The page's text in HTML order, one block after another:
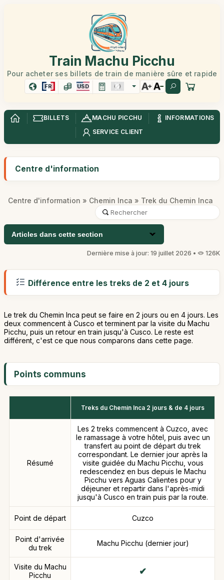
Train Machu Picchu
Pour acheter ses billets de train de manière sûre et rapide
FR USD
BILLETS MACHU PICCHU
INFORMATIONS
SERVICE CLIENT
Centre d'information
Centre d'information » Chemin Inca » Trek du Chemin Inca
Articles dans cette section
Dernière mise à jour: 19 juillet 2026 • 126K
Différence entre les treks de 2 et 4 jours
Le trek du Chemin Inca peut se faire en 2 jours ou en 4 jours. Les
deux commencent à Cusco et terminent par la visite du Machu
Picchu, puis un retour en train jusqu'à Cusco. Le reste est
différent, c'est ce que nous comparons dans cette page.
Points communs
Treks du Chemin Inca 2 jours & de 4 jours
Résumé
Les 2 treks commencent à Cuzco, avec
le ramassage à votre hôtel, puis avec un
transfert au point de départ du trek
correspondant. Le dernier jour après la
visite guidée du Machu Picchu, vous
redescendez en bus depuis le Machu
Picchu vers Aguas Calientes pour y
déjeuner et repartir dans l'après-midi
jusqu'à Cusco en train puis par la route.
Point de départ Cuzco
Point d'arrivée
du trek
Machu Picchu (dernier jour)
Visite du Machu
Picchu